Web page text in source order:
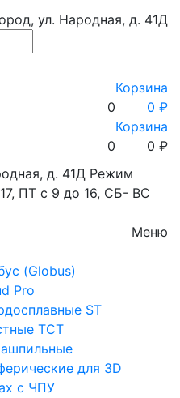
ул. Народная, д. 41Д
0
Корзина
0 ₽
0
Корзина
0 ₽
д. 41Д Режим
ПТ с 9 до 16, СБ- ВС
(Globus)
Pro
ST
ТСТ
для 3D
с ЧПУ
Меню